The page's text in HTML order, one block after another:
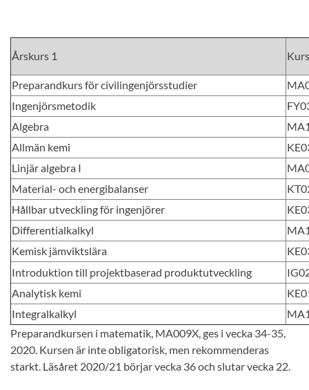
Årskurs 1
Preparandkurs för civilingenjörsstudier
Ingenjörsmetodik
Algebra
Allmän kemi
Linjär algebra I
Material- och energibalanser
Hållbar utveckling för ingenjörer
Differentialkalkyl
Kemisk jämviktslära
Introduktion till projektbaserad produktutveckling
Analytisk kemi
Integralkalkyl
Preparandkursen i matematik, MA009X, ges i vecka 34-35,
2020. Kursen är inte obligatorisk, men rekommenderas
starkt. Läsåret 2020/21 börjar vecka 36 och slutar vecka 22.